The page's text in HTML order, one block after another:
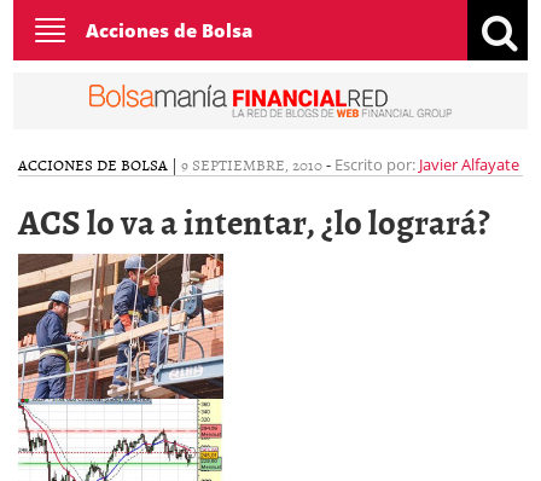
Toggle
navigation
Acciones de Bolsa
ACCIONES DE BOLSA | 9 SEPTIEMBRE, 2010- Escrito por: Javier Alfayate
ACS lo va a intentar, ¿lo logrará?